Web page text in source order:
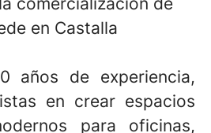
en Castalla
años de experiencia,
en crear espacios
para oficinas,